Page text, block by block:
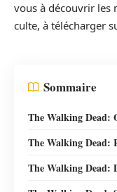
vous à découvrir les
culte, à télécharger
Sommaire
The Walking Dead:
The Walking Dead:
The Walking Dead: